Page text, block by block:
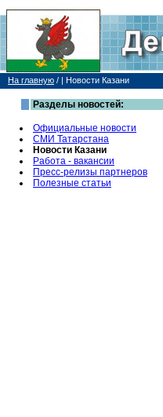
На главную / | Новости Казани
Разделы новостей:
Официальные новости
СМИ Татарстана
Новости Казани
Работа - вакансии
Пресс-релизы партнеров
Полезные статьи